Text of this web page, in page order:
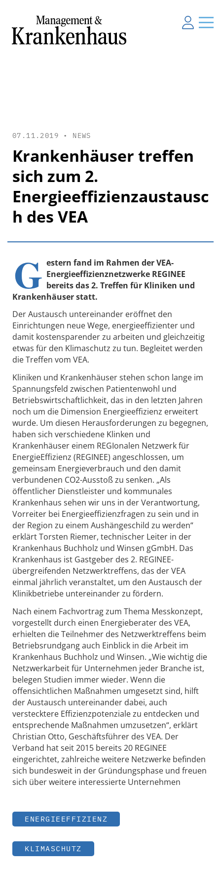
07.11.2019 • NEWS
Krankenhäuser treffen
sich zum 2.
Energieeffizienzaustausc
h des VEA
G estern fand im Rahmen der VEA-
Energieeffizienznetzwerke REGINEE
bereits das 2. Treffen für Kliniken und
Krankenhäuser statt.
Der Austausch untereinander eröffnet den
Einrichtungen neue Wege, energie­effizienter und
damit kostensparender zu arbeiten und gleichzeitig
etwas für den Klimaschutz zu tun. Begleitet werden
die Treffen vom VEA.
Kliniken und Krankenhäuser stehen schon lange im
Spannungsfeld zwischen Patientenwohl und
Betriebswirtschaftlichkeit, das in den letzten Jahren
noch um die Dimension Energieeffizienz erweitert
wurde. Um diesen Herausforderungen zu begegnen,
haben sich verschiedene Klinken und
Krankenhäuser einem REGIonalen Netzwerk für
EnergieEffizienz (REGINEE) angeschlossen, um
gemeinsam Energieverbrauch und den damit
verbundenen CO2-Ausstoß zu senken. „Als
öffentlicher Dienstleister und kommunales
Krankenhaus sehen wir uns in der Verantwortung,
Vorreiter bei Energieeffizienzfragen zu sein und in
der Region zu einem Aushängeschild zu werden“
erklärt Torsten Riemer, technischer Leiter in der
Krankenhaus Buchholz und Winsen gGmbH. Das
Krankenhaus ist Gastgeber des 2. REGINEE-
übergreifenden Netzwerktreffens, das der VEA
einmal jährlich veranstaltet, um den Austausch der
Klinikbetriebe untereinander zu fördern.
Nach einem Fachvortrag zum Thema Messkonzept,
vorgestellt durch einen Energieberater des VEA,
erhielten die Teilnehmer des Netzwerktreffens beim
Betriebsrundgang auch Einblick in die Arbeit im
Krankenhaus Buchholz und Winsen. „Wie wichtig die
Netzwerkarbeit für Unternehmen jeder Branche ist,
belegen Studien immer wieder. Wenn die
offensichtlichen Maßnahmen umgesetzt sind, hilft
der Austausch untereinander dabei, auch
verstecktere Effizienzpotenziale zu entdecken und
entsprechende Maßnahmen umzusetzen“, erklärt
Christian Otto, Geschäftsführer des VEA. Der
Verband hat seit 2015 bereits 20 REGINEE
eingerichtet, zahlreiche weitere Netzwerke befinden
sich bundesweit in der Gründungsphase und freuen
sich über weitere interessierte Unternehmen
ENERGIEEFFIZIENZ
KLIMASCHUTZ